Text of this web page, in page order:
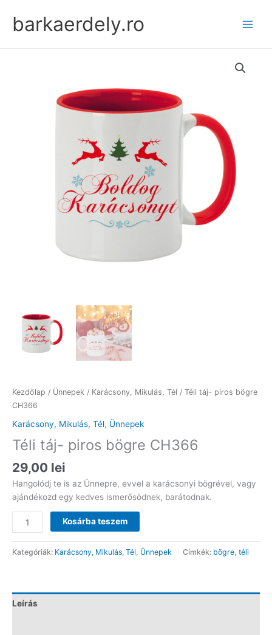
contentbarkaerdely.ro
Kezdőlap / Ünnepek / Karácsony, Mikulás, Tél / Téli táj- piros bögre
CH366
Karácsony, Mikulás, Tél, Ünnepek
Téli táj- piros bögre CH366
29,00 lei
Hangolódj te is az Ünnepre, evvel a karácsonyi bögrével, vagy
ajándékozd egy kedves ismerősödnek, barátodnak.
táj-
piros
bögre
Kosárba teszem
Kategóriák: Karácsony, Mikulás, Tél, Ünnepek Címkék: bögre, téli
Leírás